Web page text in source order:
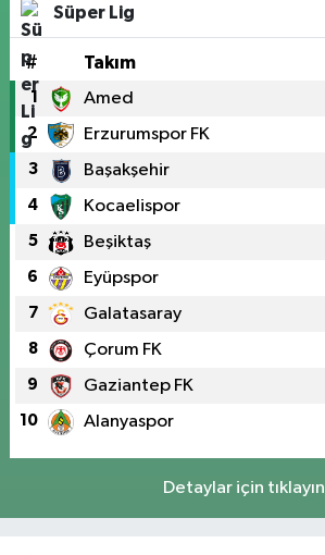
Süper Lig
# Takım
1 Amed
2 Erzurumspor FK
3 Başakşehir
4 Kocaelispor
5 Beşiktaş
6 Eyüpspor
7 Galatasaray
8 Çorum FK
9 Gaziantep FK
10 Alanyaspor
Detaylar için tıklayın